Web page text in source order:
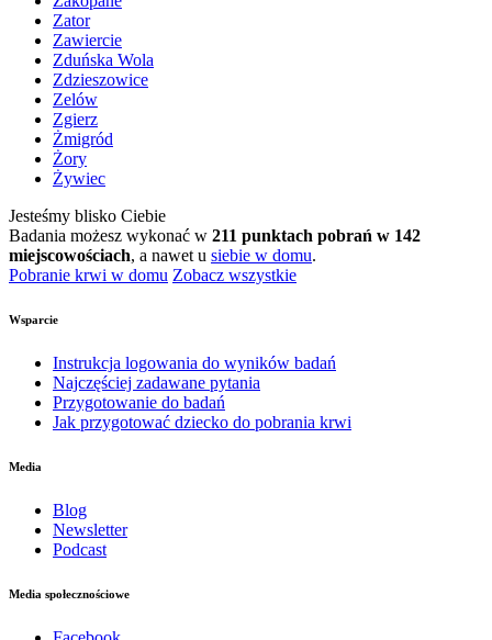
Zator
Zawiercie
Zduńska Wola
Zdzieszowice
Zelów
Zgierz
Żmigród
Żory
Żywiec
Jesteśmy blisko Ciebie
Badania możesz wykonać w 211 punktach pobrań w 142
miejscowościach, a nawet u siebie w domu.
Pobranie krwi w domu Zobacz wszystkie
Wsparcie
Instrukcja logowania do wyników badań
Najczęściej zadawane pytania
Przygotowanie do badań
Jak przygotować dziecko do pobrania krwi
Media
Blog
Newsletter
Podcast
Media społecznościowe